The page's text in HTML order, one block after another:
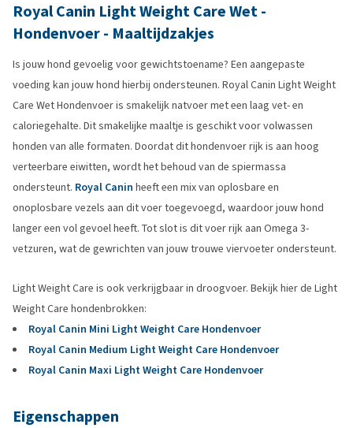
Royal Canin Light Weight Care Wet -
Hondenvoer - Maaltijdzakjes
Is jouw hond gevoelig voor gewichtstoename? Een aangepaste
voeding kan jouw hond hierbij ondersteunen. Royal Canin Light Weight
Care Wet Hondenvoer is smakelijk natvoer met een laag vet- en
caloriegehalte. Dit smakelijke maaltje is geschikt voor volwassen
honden van alle formaten. Doordat dit hondenvoer rijk is aan hoog
verteerbare eiwitten, wordt het behoud van de spiermassa
ondersteunt. Royal Canin heeft een mix van oplosbare en
onoplosbare vezels aan dit voer toegevoegd, waardoor jouw hond
langer een vol gevoel heeft. Tot slot is dit voer rijk aan Omega 3-
vetzuren, wat de gewrichten van jouw trouwe viervoeter ondersteunt.
Light Weight Care is ook verkrijgbaar in droogvoer. Bekijk hier de Light
Weight Care hondenbrokken:
Royal Canin Mini Light Weight Care Hondenvoer
Royal Canin Medium Light Weight Care Hondenvoer
Royal Canin Maxi Light Weight Care Hondenvoer
Eigenschappen